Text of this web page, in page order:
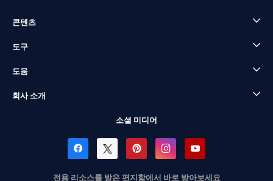
콘텐츠
도구
도움
회사 소개
소셜 미디어
전용 리소스를 받은 편지함에서 바로 받아보세요